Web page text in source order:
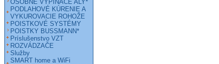
OSOBNÉ VYPÍNAČE ALY*
PODLAHOVÉ KÚRENIE A
VYKUROVACIE ROHOŽE
POISTKOVÉ SYSTÉMY
POISTKY BUSSMANN*
Príslušenstvo VZT
ROZVÁDZAČE
Služby
SMART home a WiFi